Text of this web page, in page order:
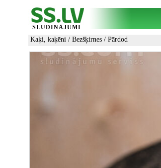
SLUDINĀJUMI
Kaķi, kaķēni / Bezšķirnes / Pārdod